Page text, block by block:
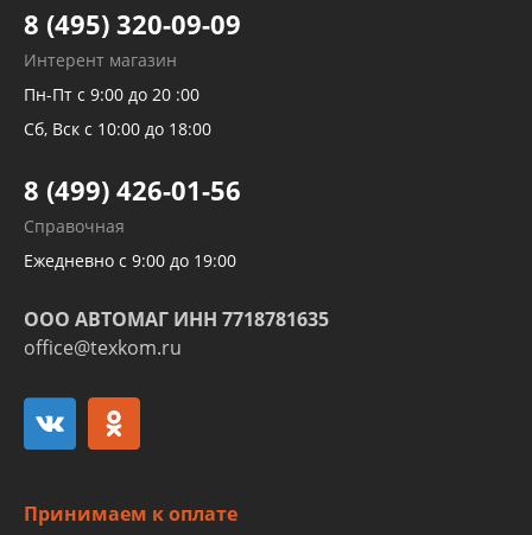
Тормозных трубок
Рукавов гидроусилителей
Рукавов компрессоров и турбин
Трубок кондиционеров
Развертка пайка медных стальных
алюминиевых трубок и штуцеров
8 (495) 320-09-09
Интерент магазин
Пн-Пт с 9:00 до 20 :00
Сб, Вск с 10:00 до 18:00
8 (499) 426-01-56
Справочная
Ежедневно с 9:00 до 19:00
ООО АВТОМАГ ИНН 7718781635
office@texkom.ru
Принимаем к оплате